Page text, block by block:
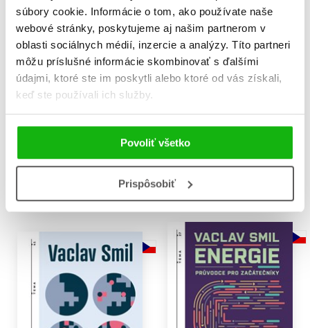
súbory cookie. Informácie o tom, ako používate naše
webové stránky, poskytujeme aj našim partnerom v
oblasti sociálnych médií, inzercie a analýzy. Títo partneri
môžu príslušné informácie skombinovať s ďalšími
údajmi, ktoré ste im poskytli alebo ktoré od vás získali,
keď ste používali ich služby.
Povoliť všetko
Prispôsobiť
Vaclav Smil
Do košíka
16,99 €